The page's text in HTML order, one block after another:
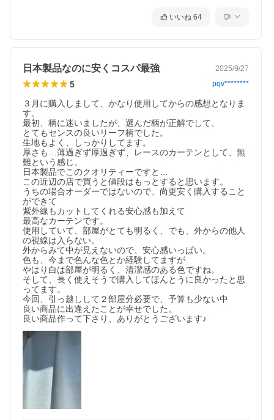
いいね 64
日本製品なのに安くコスパ最強 2025/9/27
5 pqv********
３月に購入しまして、かなり使用してからの感想となりま
す。
最初、柄に迷いましたが、選んだ柄が正解でして、
とてもセンスの良いリーフ柄でした。
生地もよく、しっかりしてます。
厚さも…薄過ぎず厚過ぎず、レースのカーテンとして、無
難という感じ。
日本製品でこのクオリティーですと…
この近辺の店で買うと値段はもっとすると思います。
うちの場合オーダーではないので、尚更安く購入すること
ができて
紫外線もカットしてくれる安心感も加えて
最高なカーテンです。
使用していて、部屋がとても明るく、でも、外からの他人
の視線は入らない。
外からみて中が見えないので、安心感いっぱい。
色も、今まで色んな色とか経験してますが
やはり白は部屋が明るく、清潔感のある色ですね。
そして、長く使えそうで購入してほんとうに良かったと思
ってます。
今回、引っ越しして２部屋分必要で、予算も少ない中
良い商品に出逢えたことが幸せでした。
良い商品作って下さり、ありがとうございます♪